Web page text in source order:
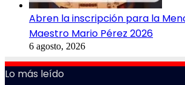
Abren la inscripción para la
Maestro Mario Pérez 2026
6 agosto, 2026
Lo más leído